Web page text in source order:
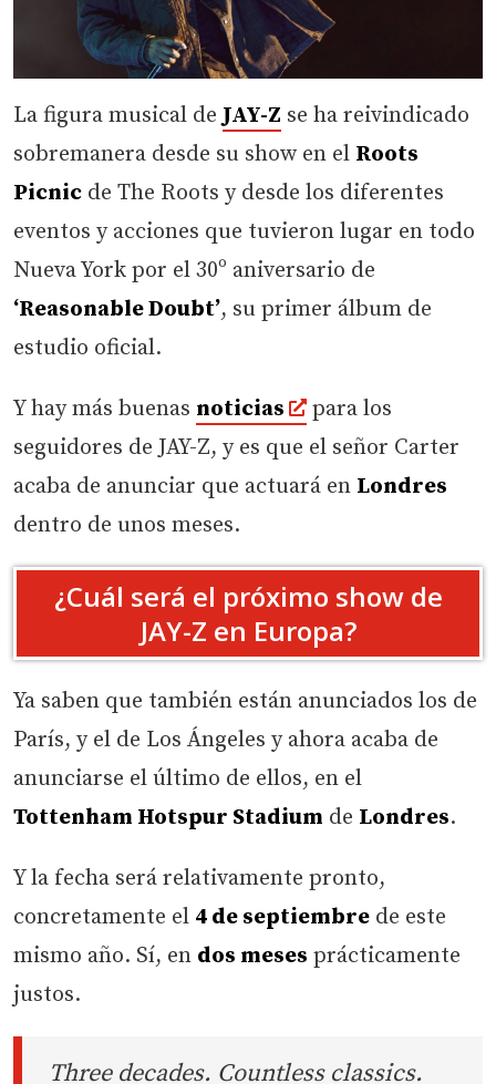
La figura musical de JAY-Z se ha reivindicado
sobremanera desde su show en el Roots
Picnic de The Roots y desde los diferentes
eventos y acciones que tuvieron lugar en todo
Nueva York por el 30º aniversario de
‘Reasonable Doubt’, su primer álbum de
estudio oficial.
Y hay más buenas noticias
para los
seguidores de JAY-Z, y es que el señor Carter
acaba de anunciar que actuará en Londres
dentro de unos meses.
¿Cuál será el próximo show de
JAY-Z en Europa?
Ya saben que también están anunciados los de
París, y el de Los Ángeles y ahora acaba de
anunciarse el último de ellos, en el
Tottenham Hotspur Stadium de Londres.
Y la fecha será relativamente pronto,
concretamente el 4 de septiembre de este
mismo año. Sí, en dos meses prácticamente
justos.
Three decades. Countless classics.